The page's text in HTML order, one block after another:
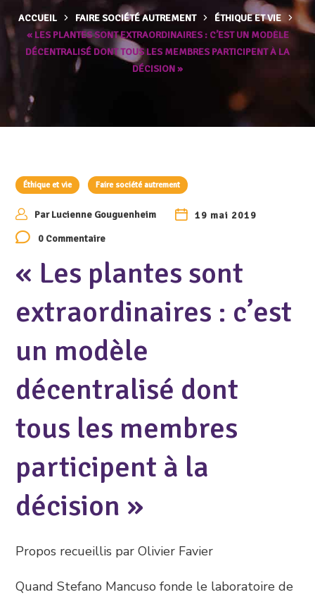
ACCUEIL FAIRE SOCIÉTÉ AUTREMENT
ÉTHIQUE ET VIE
« LES PLANTES SONT EXTRAORDINAIRES : C’EST UN MODÈLE
DÉCENTRALISÉ DONT TOUS LES MEMBRES PARTICIPENT À LA
DÉCISION »
Éthique et vie Faire société autrement
ParLucienne Gouguenheim
19 mai 2019
0 Commentaire
« Les plantes sont
extraordinaires : c’est
un modèle
décentralisé dont
tous les membres
participent à la
décision »
Propos recueillis par Olivier Favier
Quand Stefano Mancuso fonde le laboratoire de